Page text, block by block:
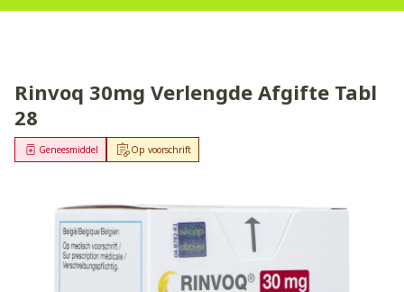
Rinvoq 30mg Verlengde Afgifte Tabl
28
Op voorschrift
Geneesmiddel